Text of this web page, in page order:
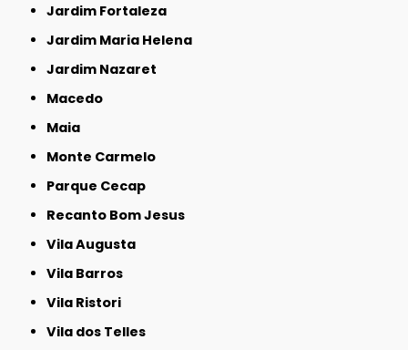
Jardim Fortaleza
Jardim Maria Helena
Jardim Nazaret
Macedo
Maia
Monte Carmelo
Parque Cecap
Recanto Bom Jesus
Vila Augusta
Vila Barros
Vila Ristori
Vila dos Telles